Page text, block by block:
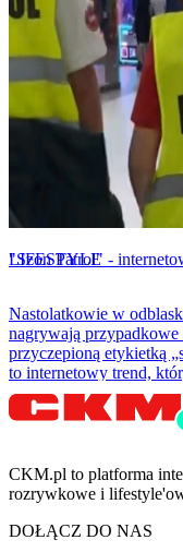
LIFESTYLE
"Szon Patrol" -
Nastolatkowie w
nagrywają
przyczepioną etykietką
to internetowy trend,
CKM.pl to platforma
rozrywkowe i
DOŁĄCZ DO NAS